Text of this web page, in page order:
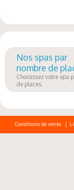
Nos spas par
nombre de
Choisissez votre spa
de places.
Conditions de vente |